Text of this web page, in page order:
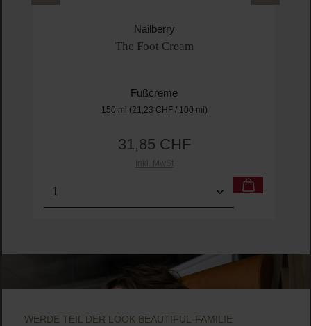
Nailberry
The Foot Cream
Fußcreme
150 ml (21,23 CHF / 100 ml)
Regulärer Preis:
31,85 CHF
Inkl. MwSt
Produkt Anzahl: Gib den gewünschten Wert
WERDE TEIL DER LOOK BEAUTIFUL-FAMILIE